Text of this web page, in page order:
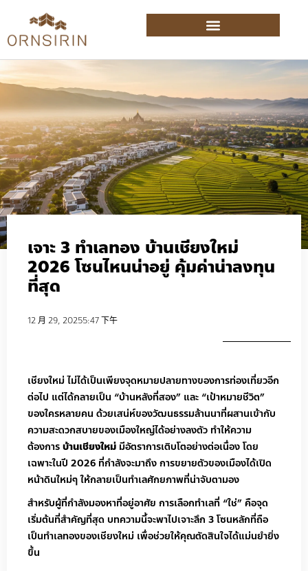
เจาะ 3 ทำเลทอง บ้านเชียงใหม่
2026 โซนไหนน่าอยู่ คุ้มค่าน่าลงทุน
ที่สุด
12 月 29, 20255:47 下午
เชียงใหม่ ไม่ได้เป็นเพียงจุดหมายปลายทางของการท่องเที่ยวอีก
ต่อไป แต่ได้กลายเป็น “บ้านหลังที่สอง” และ “เป้าหมายชีวิต”
ของใครหลายคน ด้วยเสน่ห์ของวัฒนธรรมล้านนาที่ผสานเข้ากับ
ความสะดวกสบายของเมืองใหญ่ได้อย่างลงตัว ทำให้ความ
ต้องการบ้านเชียงใหม่ มีอัตราการเติบโตอย่างต่อเนื่อง โดย
เฉพาะในปี 2026 ที่กำลังจะมาถึงการขยายตัวของเมืองได้เปิด
หน้าดินใหม่ๆ ให้กลายเป็นทำเลศักยภาพที่น่าจับตามอง
สำหรับผู้ที่กำลังมองหาที่อยู่อาศัย การเลือกทำเลที่ “ใช่” คือจุด
เริ่มต้นที่สำคัญที่สุด บทความนี้จะพาไปเจาะลึก 3 โซนหลักที่ถือ
เป็นทำเลทองของเชียงใหม่ เพื่อช่วยให้คุณตัดสินใจได้แม่นยำยิ่ง
ขึ้น